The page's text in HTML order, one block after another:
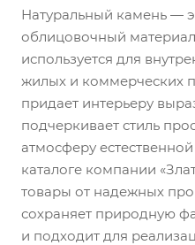
Натуральный камень —
облицовочный
используется для
жилых и коммерческих
придает интерьеру
подчеркивает стиль
атмосферу
каталоге компании
товары от надежных
сохраняет природную
и подходит для